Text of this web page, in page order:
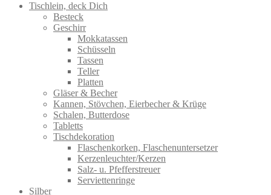
Tischlein, deck Dich
Besteck
Geschirr
Mokkatassen
Schüsseln
Tassen
Teller
Platten
Gläser & Becher
Kannen, Stövchen, Eierbecher & Krüge
Schalen, Butterdose
Tabletts
Tischdekoration
Flaschenkorken, Flaschenuntersetzer
Kerzenleuchter/Kerzen
Salz- u. Pfefferstreuer
Serviettenringe
Silber